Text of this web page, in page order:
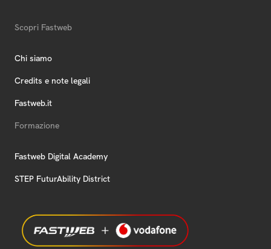
Scopri Fastweb
Chi siamo
Credits e note legali
Fastweb.it
Formazione
Fastweb Digital Academy
STEP FuturAbility District